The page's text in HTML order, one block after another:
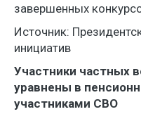
завершенных
Источник:
инициатив
Участники частных
уравнены в
участниками СВО